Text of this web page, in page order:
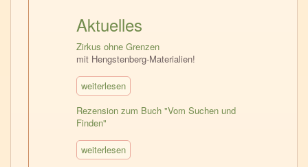
Aktuelles
Zirkus ohne Grenzen
mit Hengstenberg-Materialien!
weiterlesen
Rezension zum Buch "Vom Suchen und
Finden"
weiterlesen